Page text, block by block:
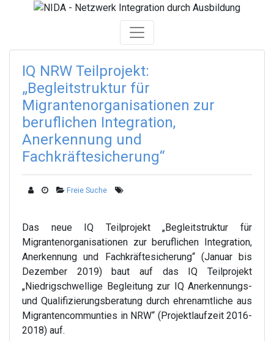
IQ NRW Teilprojekt:
„Begleitstruktur für
Migrantenorganisationen zur
beruflichen Integration,
Anerkennung und
Fachkräftesicherung“
Freie Suche
Das neue IQ Teilprojekt „Begleitstruktur für
Migrantenorganisationen zur beruflichen Integration,
Anerkennung und Fachkräftesicherung“ (Januar bis
Dezember 2019) baut auf das IQ Teilprojekt
„Niedrigschwellige Begleitung zur IQ Anerkennungs-
und Qualifizierungsberatung durch ehrenamtliche aus
Migrantencommunties in NRW“ (Projektlaufzeit 2016-
2018) auf.